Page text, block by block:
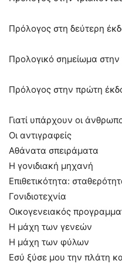
Πρόλογος στη δεύτερη
Προλογικό σημείωμα
Πρόλογος στην πρώτη
Γιατί υπάρχουν οι
Οι αντιγραφείς
Αθάνατα σπειράματα
Η γονιδιακή μηχανή
Επιθετικότητα:
Γονιδιοτεχνία
Οικογενειακός
Η μάχη των γενεών
Η μάχη των φύλων
Εσύ ξύσε μου την πλάτη